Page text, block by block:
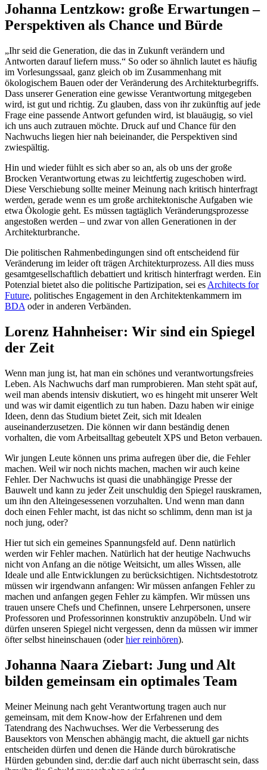
Johanna Lentzkow: große Erwartungen –
Perspektiven als Chance und Bürde
„Ihr seid die Generation, die das in Zukunft verändern und
Antworten darauf liefern muss.“ So oder so ähnlich lautet es häufig
im Vorlesungssaal, ganz gleich ob im Zusammenhang mit
ökologischem Bauen oder der Veränderung des Architekturbegriffs.
Dass unserer Generation eine gewisse Verantwortung mitgegeben
wird, ist gut und richtig. Zu glauben, dass von ihr zukünftig auf jede
Frage eine passende Antwort gefunden wird, ist blauäugig, so viel
ich uns auch zutrauen möchte. Druck auf und Chance für den
Nachwuchs liegen hier nah beieinander, die Perspektiven sind
zwiespältig.
Hin und wieder fühlt es sich aber so an, als ob uns der große
Brocken Verantwortung etwas zu leichtfertig zugeschoben wird.
Diese Verschiebung sollte meiner Meinung nach kritisch hinterfragt
werden, gerade wenn es um große architektonische Aufgaben wie
etwa Ökologie geht. Es müssen tagtäglich Veränderungsprozesse
angestoßen werden – und zwar von allen Generationen in der
Architekturbranche.
Die politischen Rahmenbedingungen sind oft entscheidend für
Veränderung im leider oft trägen Architekturprozess. All dies muss
gesamtgesellschaftlich debattiert und kritisch hinterfragt werden. Ein
Potenzial bietet also die politische Partizipation, sei es Architects for
Future, politisches Engagement in den Architektenkammern im
BDA oder in anderen Verbänden.
Lorenz Hahnheiser: Wir sind ein Spiegel
der Zeit
Wenn man jung ist, hat man ein schönes und verantwortungsfreies
Leben. Als Nachwuchs darf man rumprobieren. Man steht spät auf,
weil man abends intensiv diskutiert, wo es hingeht mit unserer Welt
und was wir damit eigentlich zu tun haben. Dazu haben wir einige
Ideen, denn das Studium bietet Zeit, sich mit Idealen
auseinanderzusetzen. Die können wir dann beständig denen
vorhalten, die vom Arbeitsalltag gebeutelt XPS und Beton verbauen.
Wir jungen Leute können uns prima aufregen über die, die Fehler
machen. Weil wir noch nichts machen, machen wir auch keine
Fehler. Der Nachwuchs ist quasi die unabhängige Presse der
Bauwelt und kann zu jeder Zeit unschuldig den Spiegel rauskramen,
um ihn den Alteingesessenen vorzuhalten. Und wenn man dann
doch einen Fehler macht, ist das nicht so schlimm, denn man ist ja
noch jung, oder?
Hier tut sich ein gemeines Spannungsfeld auf. Denn natürlich
werden wir Fehler machen. Natürlich hat der heutige Nachwuchs
nicht von Anfang an die nötige Weitsicht, um alles Wissen, alle
Ideale und alle Entwicklungen zu berücksichtigen. Nichtsdestotrotz
müssen wir irgendwann anfangen: Wir müssen anfangen Fehler zu
machen und anfangen gegen Fehler zu kämpfen. Wir müssen uns
trauen unsere Chefs und Chefinnen, unsere Lehrpersonen, unsere
Professoren und Professorinnen konstruktiv anzupöbeln. Und wir
dürfen unseren Spiegel nicht vergessen, denn da müssen wir immer
öfter selbst hineinschauen (oderhier reinhören).
Johanna Naara Ziebart: Jung und Alt
bilden gemeinsam ein optimales Team
Meiner Meinung nach geht Verantwortung tragen auch nur
gemeinsam, mit dem Know-how der Erfahrenen und dem
Tatendrang des Nachwuchses. Wer die Verbesserung des
Bausektors von Menschen abhängig macht, die aktuell gar nichts
entscheiden dürfen und denen die Hände durch bürokratische
Hürden gebunden sind, der:die darf auch nicht überrascht sein, dass